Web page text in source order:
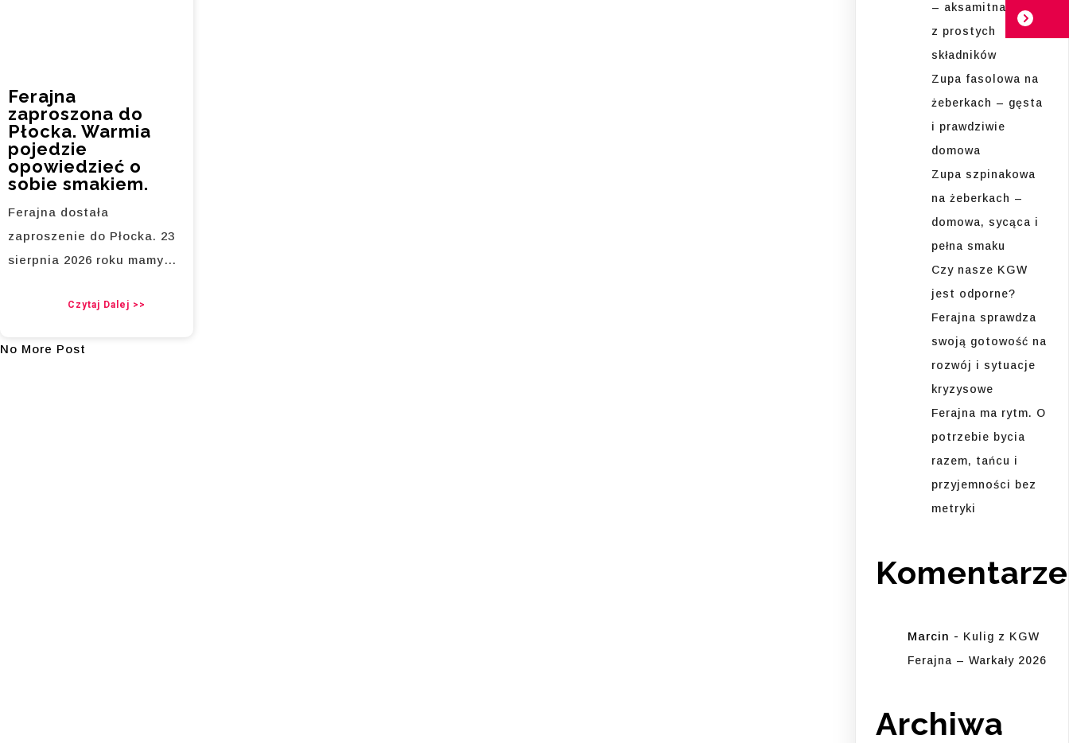
Ferajna
zaproszona do
Płocka. Warmia
pojedzie
opowiedzieć o
sobie smakiem.
Ferajna dostała
zaproszenie do Płocka. 23
sierpnia 2026 roku mamy…
Czytaj Dalej >>
No More Post
– aksamitna zupa
z prostych
składników
Zupa fasolowa na
żeberkach – gęsta
i prawdziwie
domowa
Zupa szpinakowa
na żeberkach –
domowa, sycąca i
pełna smaku
Czy nasze KGW
jest odporne?
Ferajna sprawdza
swoją gotowość na
rozwój i sytuacje
kryzysowe
Ferajna ma rytm. O
potrzebie bycia
razem, tańcu i
przyjemności bez
metryki
Komentarze
Marcin - Kulig z KGW
Ferajna – Warkały 2026
Archiwa